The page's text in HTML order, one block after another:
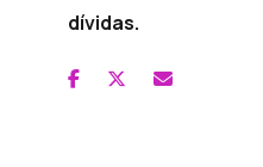
dívidas.